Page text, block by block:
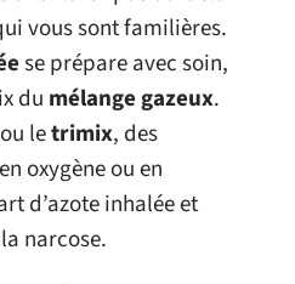
vous sont familières.
se prépare avec soin,
du mélange gazeux.
ou letrimix, des
oxygène ou en
d’azote inhalée et
narcose.